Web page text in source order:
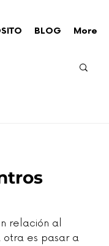
BLOG More
relación al
otra es pasar a